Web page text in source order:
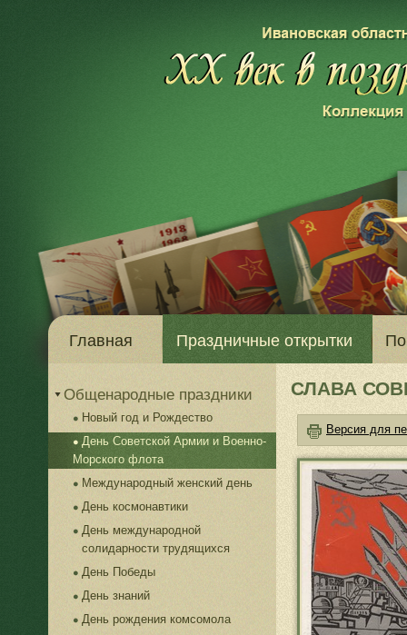
Главная Праздничные открытки
Общенародные праздники
Новый год и Рождество
День Советской Армии и Военно-
Морского флота
Международный женский день
День космонавтики
День международной
солидарности трудящихся
День Победы
День знаний
День рождения комсомола
СЛАВА
Версия для